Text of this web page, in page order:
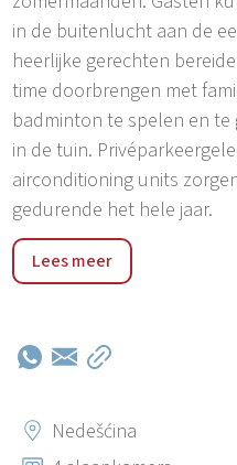
in de buitenlucht aan de
heerlijke gerechten
time doorbrengen met
badminton te spelen en
in de tuin.
airconditioning units
gedurende het hele jaar.
Villa Francesca ligt in
dorpje in de buurt van
tot de attracties van de
Rabac, bekend om zijn
stranden. Het gebied is
Lees meer
Nedešćina